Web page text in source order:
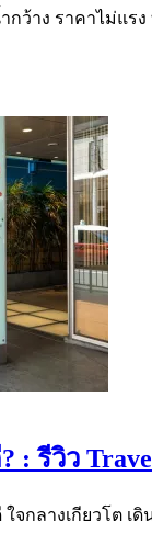
กว้าง ราคาไม่แร
: รีวิว
ดี ใจกลางเกียวโ